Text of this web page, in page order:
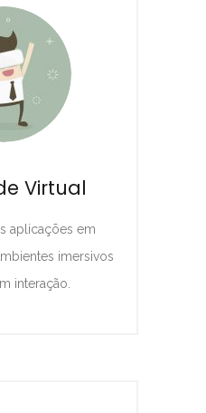
Virtual
aplicações em
imersivos
interação.